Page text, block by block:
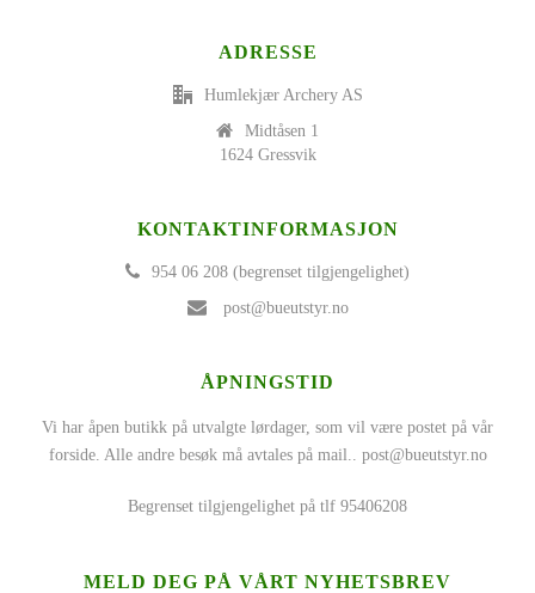
ADRESSE
Humlekjær Archery AS
Midtåsen 1
1624 Gressvik
KONTAKTINFORMASJON
954 06 208 (begrenset tilgjengelighet)
post@bueutstyr.no
ÅPNINGSTID
Vi har åpen butikk på utvalgte lørdager, som vil være postet på vår
forside. Alle andre besøk må avtales på mail.. post@bueutstyr.no
Begrenset tilgjengelighet på tlf 95406208
MELD DEG PÅ VÅRT NYHETSBREV